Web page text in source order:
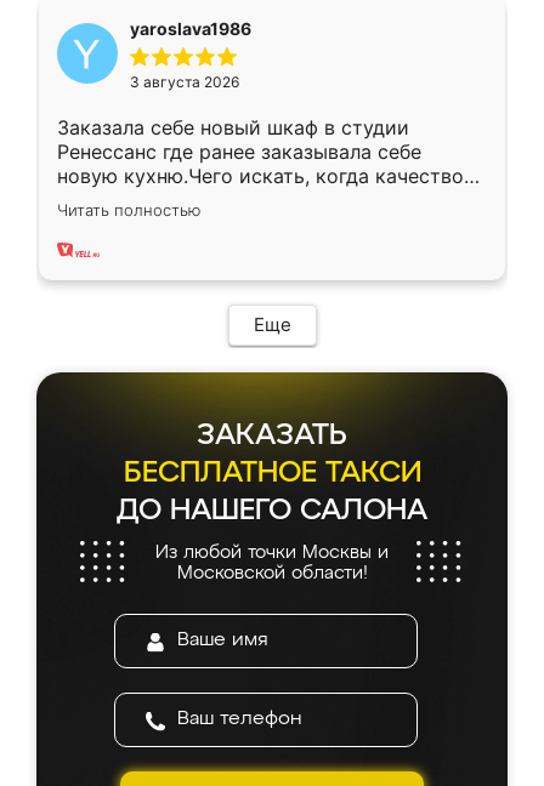
yaroslava1986
3 августа 2026
Заказала себе новый шкаф в студии
Ренессанс где ранее заказывала себе
новую кухню.Чего искать, когда качеством
вполне довольна. Служит кухня уже почти
два года, нареканий нет.
Читать полностью
Еще
ЗАКАЗАТЬ
БЕСПЛАТНОЕ ТАКСИ
ДО НАШЕГО САЛОНА
Из любой точки Москвы и
Московской области!